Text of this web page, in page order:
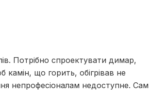
Потрібно спроектувати димар,
що горить, обігрівав не
непрофесіоналам недоступне. Сам